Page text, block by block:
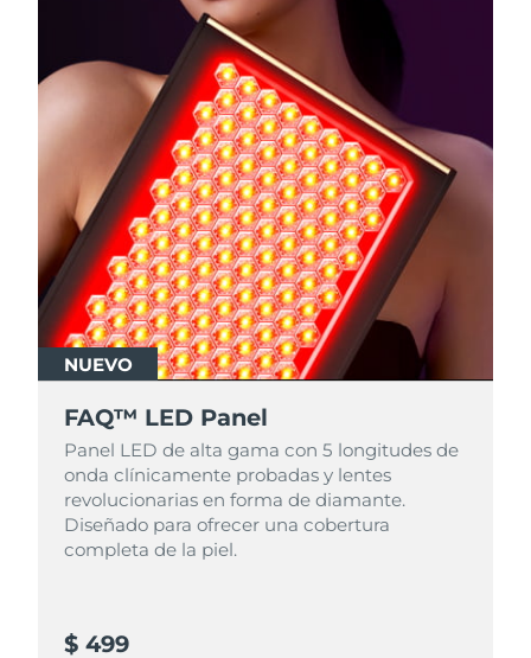
NUEVO
FAQ™ LED Panel
Panel LED de alta gama con 5 longitudes de
onda clínicamente probadas y lentes
revolucionarias en forma de diamante.
Diseñado para ofrecer una cobertura
completa de la piel.
$ 499